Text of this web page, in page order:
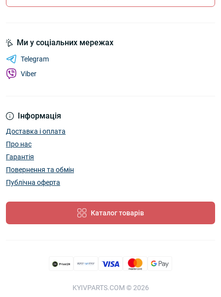
Інформація
Доставка і оплата
Про нас
Гарантія
Повернення та обмін
Публічна оферта
Каталог товарів
Ми у соціальних мережах
Telegram
Viber
KYIVPARTS.COM © 2026